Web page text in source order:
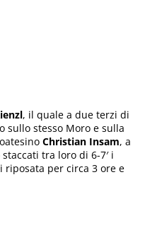
, il quale a due terzi di
sullo stesso Moro e sulla
Christian Insam, a
tra loro di 6-7′ i
riposata per circa 3 ore e